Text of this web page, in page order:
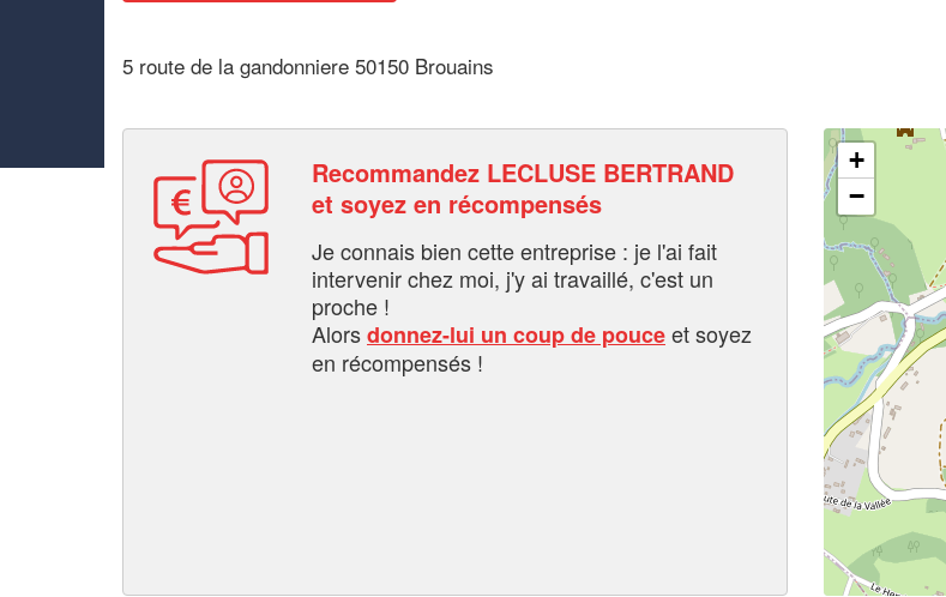
5 route de la gandonniere 50150 Brouains
Recommandez LECLUSE BERTRAND
et soyez en récompensés
Je connais bien cette entreprise : je l'ai fait
intervenir chez moi, j'y ai travaillé, c'est un
proche !
Alorsdonnez-lui un coup de pouceet soyez
en récompensés !
+
−